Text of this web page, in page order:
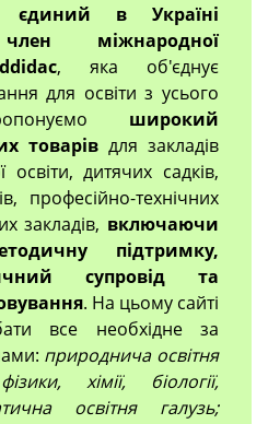
єдиний в Україні
міжнародної
, яка об'єднує
для освіти з усього
широкий
товарів для закладів
освіти, дитячих садків,
професійно-технічних
закладів, включаючи
підтримку,
супровід та
. На цьому сайті
все необхідне за
природнича освітня
хімії, біології,
освітня галузь;